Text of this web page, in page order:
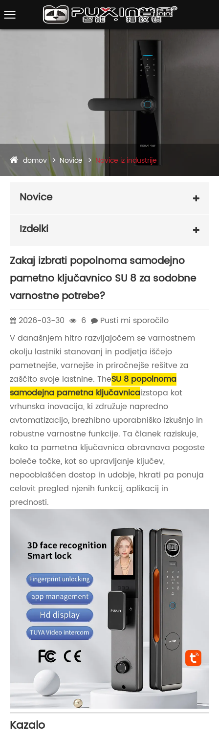
domov Novice Novice iz industrije
Novice
Izdelki
Zakaj izbrati popolnoma samodejno
pametno ključavnico SU 8 za sodobne
varnostne potrebe?
2026-03-30 6
Pusti mi sporočilo
V današnjem hitro razvijajočem se varnostnem
okolju lastniki stanovanj in podjetja iščejo
pametnejše, varnejše in priročnejše rešitve za
zaščito svoje lastnine. TheSU 8 popolnoma
samodejna pametna ključavnicaizstopa kot
vrhunska inovacija, ki združuje napredno
avtomatizacijo, brezhibno uporabniško izkušnjo in
robustne varnostne funkcije. Ta članek raziskuje,
kako ta pametna ključavnica obravnava pogoste
boleče točke, kot so upravljanje ključev,
nepooblaščen dostop in udobje, hkrati pa ponuja
celovit pregled njenih funkcij, aplikacij in
prednosti.
Kazalo